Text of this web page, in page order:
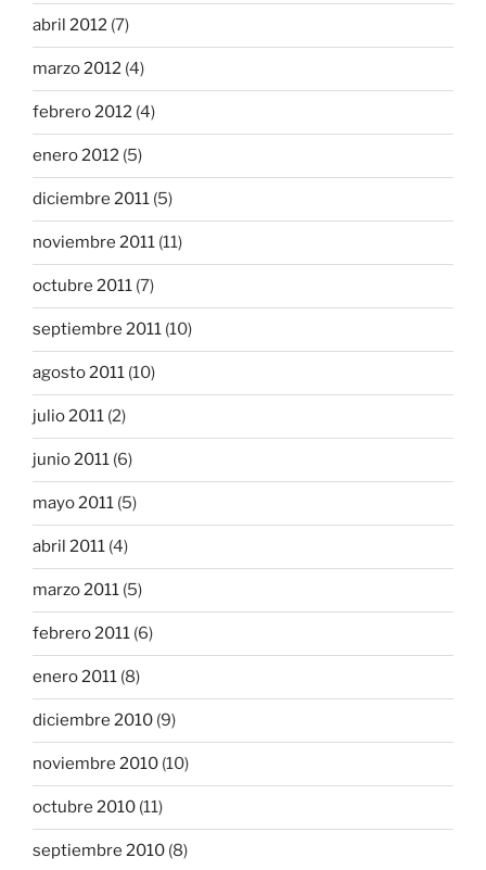
abril 2012 (7)
marzo 2012 (4)
febrero 2012 (4)
enero 2012 (5)
diciembre 2011 (5)
noviembre 2011 (11)
octubre 2011 (7)
septiembre 2011 (10)
agosto 2011 (10)
julio 2011 (2)
junio 2011 (6)
mayo 2011 (5)
abril 2011 (4)
marzo 2011 (5)
febrero 2011 (6)
enero 2011 (8)
diciembre 2010 (9)
noviembre 2010 (10)
octubre 2010 (11)
septiembre 2010 (8)